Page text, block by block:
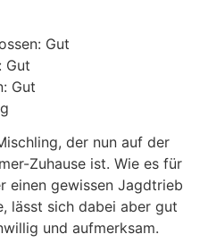
Gut
Gut
Gut
der nun auf der
Zuhause ist. Wie es für
einen gewissen Jagdtrieb
lässt sich dabei aber gut
und aufmerksam.